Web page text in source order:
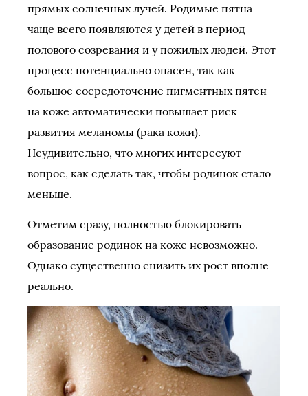
прямых солнечных лучей. Родимые пятна
чаще всего появляются у детей в период
полового созревания и у пожилых людей. Этот
процесс потенциально опасен, так как
большое сосредоточение пигментных пятен
на коже автоматически повышает риск
развития меланомы (рака кожи).
Неудивительно, что многих интересуют
вопрос, как сделать так, чтобы родинок стало
меньше.
Отметим сразу, полностью блокировать
образование родинок на коже невозможно.
Однако существенно снизить их рост вполне
реально.